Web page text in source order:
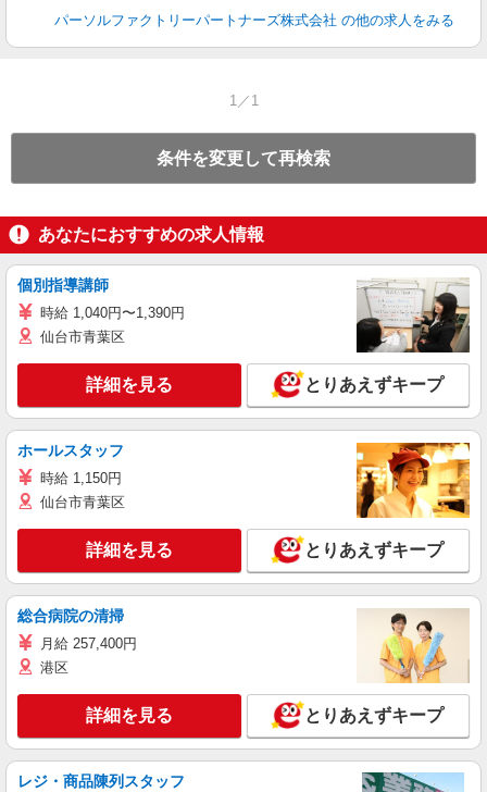
パーソルファクトリーパートナーズ株式会社 の他の求人をみる
1／1
条件を変更して再検索
あなたにおすすめの求人情報
個別指導講師
時給 1,040円〜1,390円
仙台市青葉区
詳細を見る とりあえずキープ
ホールスタッフ
時給 1,150円
仙台市青葉区
詳細を見る とりあえずキープ
総合病院の清掃
月給 257,400円
港区
詳細を見る とりあえずキープ
レジ・商品陳列スタッフ